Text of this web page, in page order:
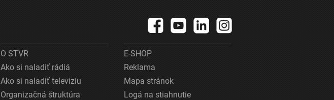
O STVR
Ako si naladiť rádiá
Ako si naladiť televíziu
Organizačná štruktúra
E-SHOP
Reklama
Mapa stránok
Logá na stiahnutie